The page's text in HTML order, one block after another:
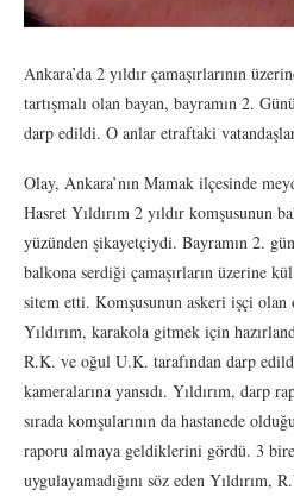
Ankara’da 2 yıldır çamaşırlarının
tartışmalı olan bayan, bayramın 2.
darp edildi. O anlar etraftaki
Olay, Ankara’nın Mamak ilçesinde
Hasret Yıldırım 2 yıldır komşusunun
yüzünden şikayetçiydi. Bayramın 2.
balkona serdiği çamaşırların üzerine
sitem etti. Komşusunun askeri işçi olan
Yıldırım, karakola gitmek için
R.K. ve oğul U.K. tarafından darp
kameralarına yansıdı. Yıldırım, darp
sırada komşularının da hastanede
raporu almaya geldiklerini gördü. 3
uygulayamadığını söz eden Yıldırım,